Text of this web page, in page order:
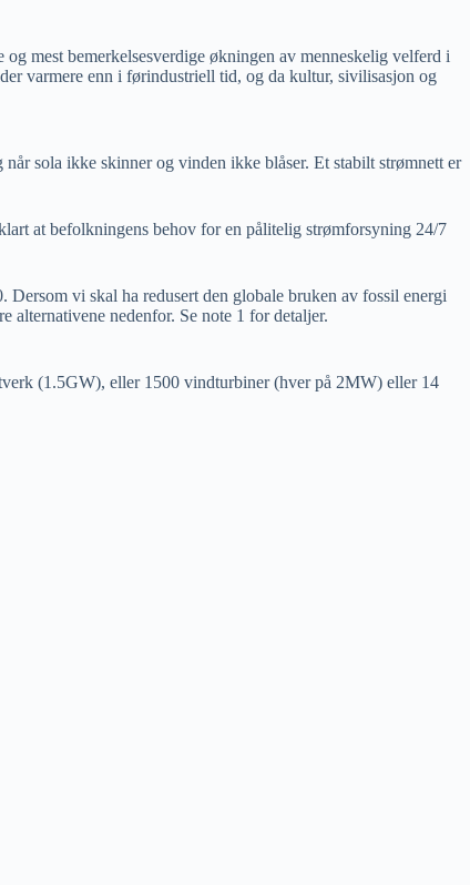
mest bemerkelsesverdige økningen av menneskelig velferd i
varmere enn i førindustriell tid, og da kultur, sivilisasjon og
sola ikke skinner og vinden ikke blåser. Et stabilt strømnett er
at befolkningens behov for en pålitelig strømforsyning 24/7
vi skal ha redusert den globale bruken av fossil energi
alternativene nedenfor. Se note 1 for detaljer.
(1.5GW), eller 1500 vindturbiner (hver på 2MW) eller 14